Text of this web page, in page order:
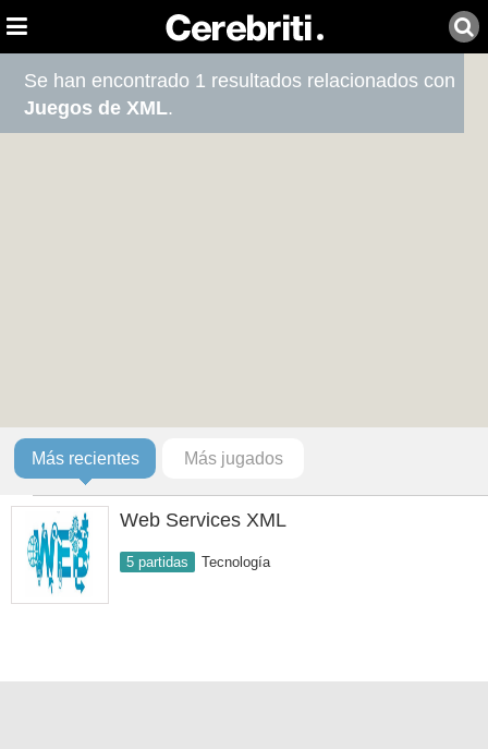
Se han encontrado 1 resultados relacionados con
Juegos de XML.
Más recientes Más jugados
Web Services XML
5 partidas Tecnología